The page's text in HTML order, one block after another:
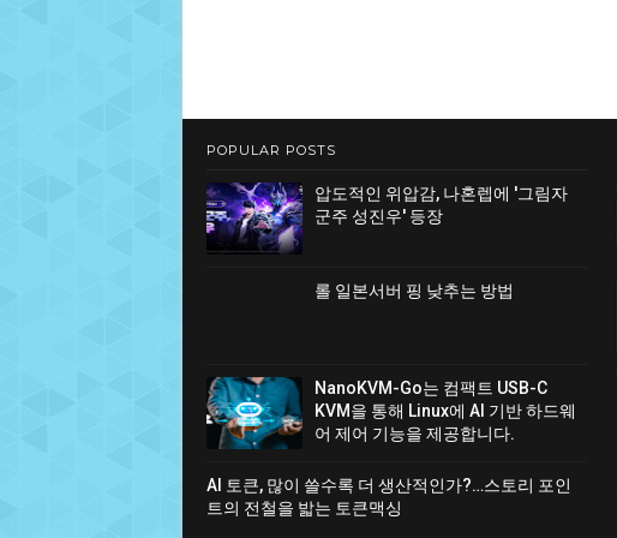
POPULAR POSTS
압도적인 위압감, 나혼렙에 '그림자
군주 성진우' 등장
롤 일본서버 핑 낮추는 방법
NanoKVM-Go는 컴팩트 USB-C
KVM을 통해 Linux에 AI 기반 하드웨
어 제어 기능을 제공합니다.
AI 토큰, 많이 쓸수록 더 생산적인가?…스토리 포인
트의 전철을 밟는 토큰맥싱